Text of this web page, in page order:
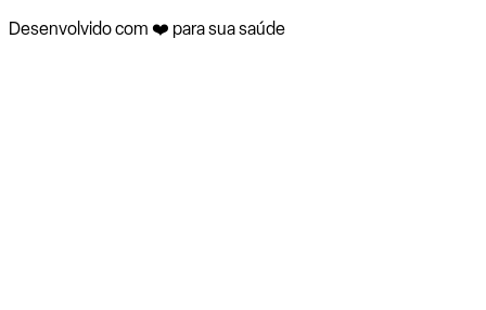
Desenvolvido com ❤️ para sua saúde